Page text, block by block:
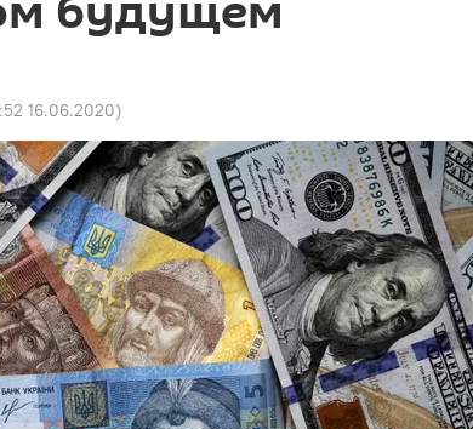
будущем
16.06.2020)